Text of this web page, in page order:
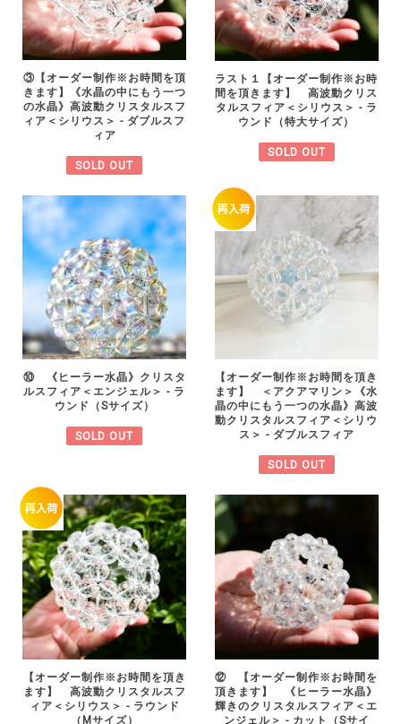
③【オーダー制作※お時間を頂
きます】《水晶の中にもう一つ
の水晶》高波動クリスタルスフ
ィア＜シリウス＞ - ダブルスフ
ィア
SOLD OUT
ラスト１【オーダー制作※お時
間を頂きます】 高波動クリス
タルスフィア＜シリウス＞ - ラ
ウンド（特大サイズ）
SOLD OUT
⑩ 《ヒーラー水晶》クリスタ
ルスフィア＜エンジェル＞ - ラ
ウンド（Sサイズ）
SOLD OUT
【オーダー制作※お時間を頂き
ます】 ＜アクアマリン＞《水
晶の中にもう一つの水晶》高波
動クリスタルスフィア＜シリウ
ス＞ - ダブルスフィア
SOLD OUT
【オーダー制作※お時間を頂き
ます】 高波動クリスタルスフ
ィア＜シリウス＞ - ラウンド
（Mサイズ）
⑫ 【オーダー制作※お時間を
頂きます】 《ヒーラー水晶》
輝きのクリスタルスフィア＜エ
ンジェル＞ - カット（Sサイ